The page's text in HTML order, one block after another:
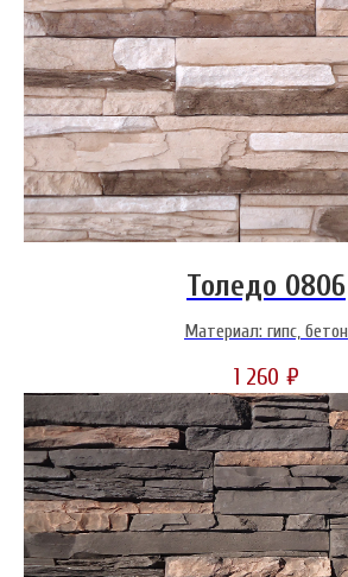
Толедо 0806
Материал: гипс, бетон
1 260 ₽